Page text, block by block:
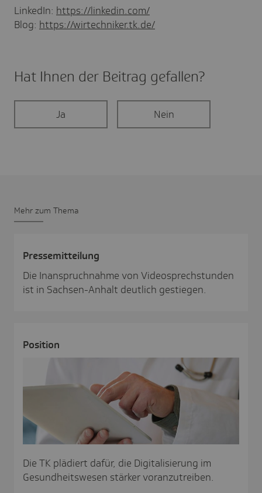
LinkedIn: https://linkedin.com/
Blog: https://wirtechniker.tk.de/
Hat Ihnen der Beitrag gefal­len?
Ja Nein
Mehr zum Thema
Pres­se­mit­tei­lung
Die Inanspruchnahme von Videosprechstunden
ist in Sachsen-Anhalt deutlich gestiegen.
Posi­tion
Die TK plädiert dafür, die Digitalisierung im
Gesundheitswesen stärker voranzutreiben.